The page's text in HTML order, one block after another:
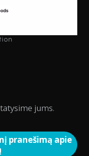
jums.
pranešimą apie